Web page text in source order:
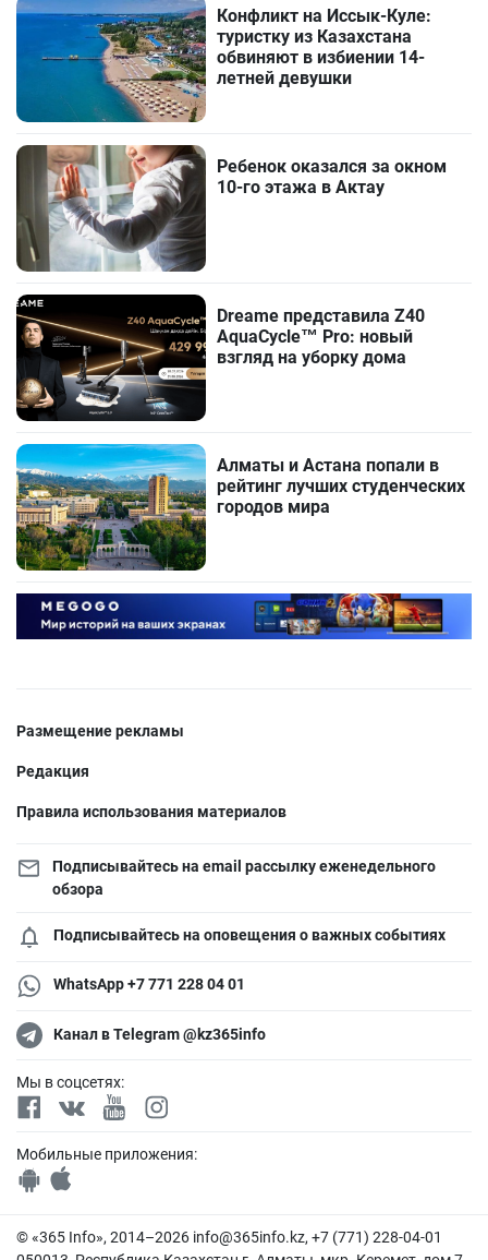
Конфликт на Иссык-Куле:
туристку из Казахстана
обвиняют в избиении 14-
летней девушки
Ребенок оказался за окном
10-го этажа в Актау
Dreame представила Z40
AquaCycle™ Pro: новый
взгляд на уборку дома
Алматы и Астана попали в
рейтинг лучших студенческих
городов мира
Размещение рекламы
Редакция
Правила использования материалов
Подписывайтесь на email рассылку еженедельного
обзора
Подписывайтесь на оповещения о важных событиях
WhatsApp +7 771 228 04 01
Канал в Telegram @kz365info
Мы в соцсетях:
Мобильные приложения:
© «365 Info», 2014–2026 info@365info.kz, +7 (771) 228-04-01